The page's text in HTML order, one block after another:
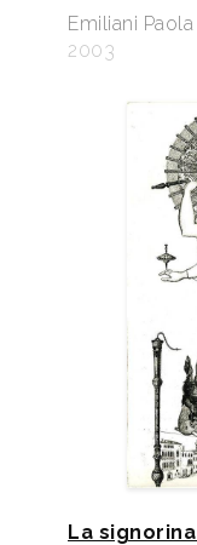
Emiliani
2003
La